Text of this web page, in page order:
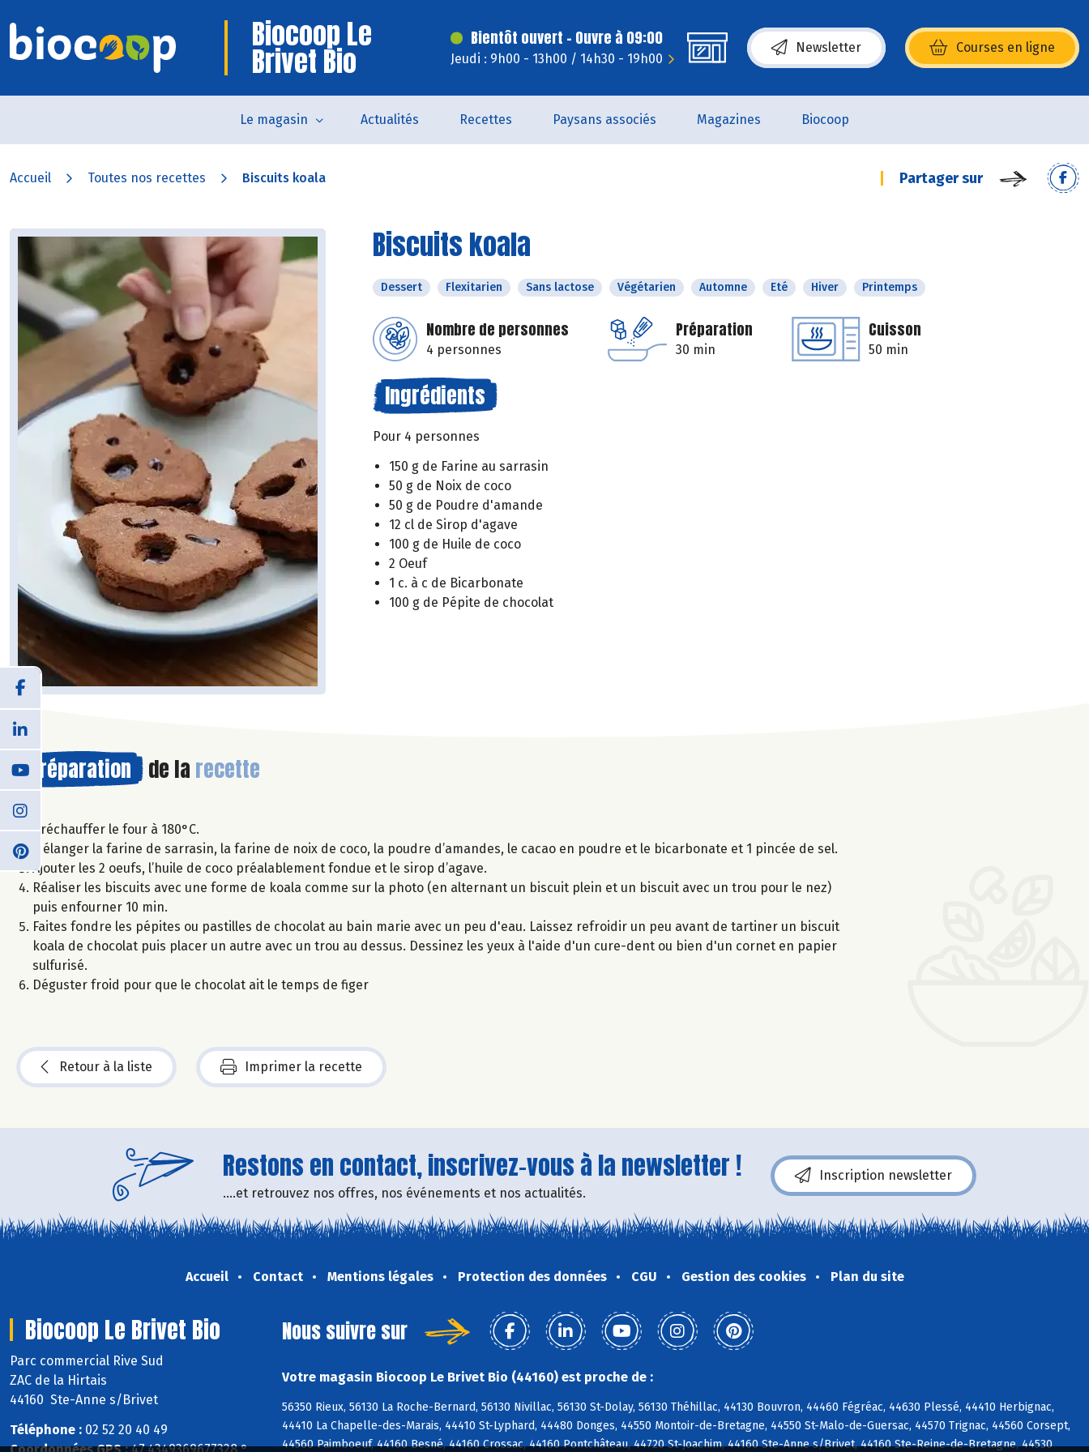
Biocoop Le
Brivet Bio
Bientôt ouvert - Ouvre à 09:00
Jeudi : 9h00 - 13h00 / 14h30 - 19h00
Newsletter Courses en ligne
(s’ouvre dans une nouvelle fenêtre)
Le magasin Actualités Recettes Paysans associés Magazines Biocoop
Accueil Toutes nos recettes Biscuits koala Partager sur
Biscuits koala
Dessert Flexitarien Sans lactose Végétarien Automne Eté Hiver Printemps
Nombre de personnes
4 personnes
Préparation
30 min
Cuisson
50 min
Ingrédients
Pour 4 personnes
150 g de Farine au sarrasin
50 g de Noix de coco
50 g de Poudre d'amande
12 cl de Sirop d'agave
100 g de Huile de coco
2 Oeuf
1 c. à c de Bicarbonate
100 g de Pépite de chocolat
Préparation de la recette
Préchauffer le four à 180°C.
Mélanger la farine de sarrasin, la farine de noix de coco, la poudre d’amandes, le cacao en poudre et le bicarbonate et 1 pincée de sel.
Ajouter les 2 oeufs, l’huile de coco préalablement fondue et le sirop d’agave.
Réaliser les biscuits avec une forme de koala comme sur la photo (en alternant un biscuit plein et un biscuit avec un trou pour le nez)
puis enfourner 10 min.
Faites fondre les pépites ou pastilles de chocolat au bain marie avec un peu d'eau. Laissez refroidir un peu avant de tartiner un biscuit
koala de chocolat puis placer un autre avec un trou au dessus. Dessinez les yeux à l'aide d'un cure-dent ou bien d'un cornet en papier
sulfurisé.
Déguster froid pour que le chocolat ait le temps de figer
Retour à la liste Imprimer la recette
Restons en contact, inscrivez-vous à la newsletter !
....et retrouvez nos offres, nos événements et nos actualités.
Inscription newsletter
Accueil Contact Mentions légales Protection des données CGU Gestion des cookies Plan du site
Biocoop Le Brivet Bio
Parc commercial Rive Sud
ZAC de la Hirtais
44160 Ste-Anne s/Brivet
Téléphone : 02 52 20 40 49
Coordonnées GPS :47,4349369677328 ° ,
Nous suivre sur
Votre magasin Biocoop Le Brivet Bio (44160) est proche de :
56350 Rieux, 56130 La Roche-Bernard, 56130 Nivillac, 56130 St-Dolay, 56130 Théhillac, 44130 Bouvron, 44460 Fégréac, 44630 Plessé, 44410 Herbignac,
44410 La Chapelle-des-Marais, 44410 St-Lyphard, 44480 Donges, 44550 Montoir-de-Bretagne, 44550 St-Malo-de-Guersac, 44570 Trignac, 44560 Corsept,
44560 Paimboeuf, 44160 Besné, 44160 Crossac, 44160 Pontchâteau, 44720 St-Joachim, 44160 Ste-Anne s/Brivet, 44160 Ste-Reine-de-Bretagne, 44530